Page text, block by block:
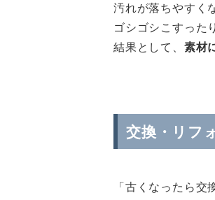
汚れが落ちやすく
ゴシゴシこすった
結果として、 素材
交換・リフ
「古くなったら交